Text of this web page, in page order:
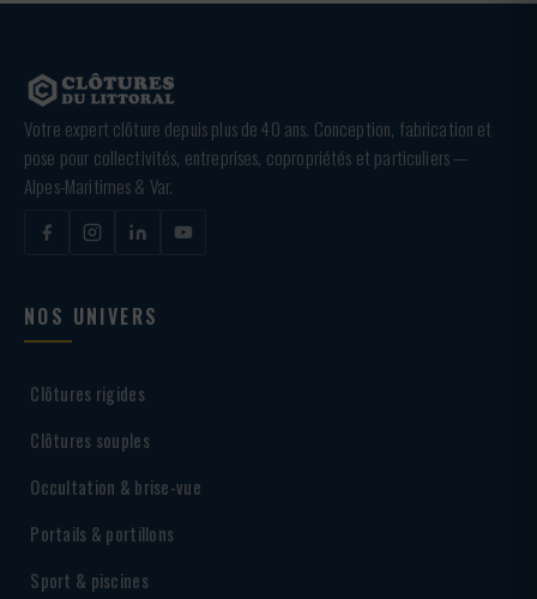
Votre expert clôture depuis plus de 40 ans. Conception, fabrication et
pose pour collectivités, entreprises, copropriétés et particuliers —
Alpes-Maritimes & Var.
NOS UNIVERS
Clôtures rigides
Clôtures souples
Occultation & brise-vue
Portails & portillons
Sport & piscines